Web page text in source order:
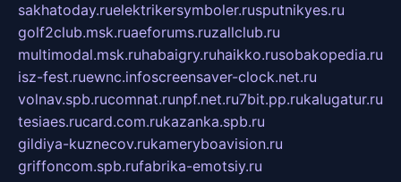
sakhatoday.ruelektrikersymboler.rusputnikyes.ru
golf2club.msk.ruaeforums.ruzallclub.ru
multimodal.msk.ruhabaigry.ruhaikko.rusobakopedia.ru
isz-fest.ruewnc.infoscreensaver-clock.net.ru
volnav.spb.rucomnat.runpf.net.ru7bit.pp.rukalugatur.ru
tesiaes.rucard.com.rukazanka.spb.ru
gildiya-kuznecov.rukameryboavision.ru
griffoncom.spb.rufabrika-emotsiy.ru